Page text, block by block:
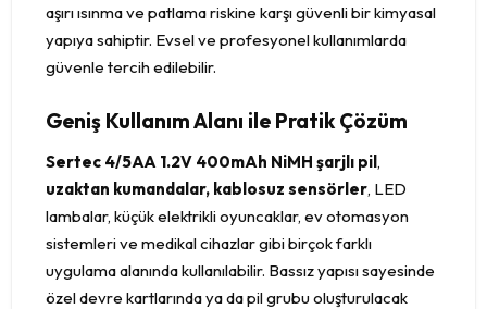
aşırı ısınma ve patlama riskine karşı güvenli bir kimyasal
yapıya sahiptir. Evsel ve profesyonel kullanımlarda
güvenle tercih edilebilir.
Geniş Kullanım Alanı ile Pratik Çözüm
Sertec 4/5AA 1.2V 400mAh NiMH şarjlı pil,
uzaktan kumandalar, kablosuz sensörler, LED
lambalar, küçük elektrikli oyuncaklar, ev otomasyon
sistemleri ve medikal cihazlar gibi birçok farklı
uygulama alanında kullanılabilir. Bassız yapısı sayesinde
özel devre kartlarında ya da pil grubu oluşturulacak